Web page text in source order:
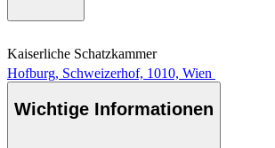
Kaiserliche Schatzkammer
Hofburg, Schweizerhof, 1010, Wien
Wichtige Informationen